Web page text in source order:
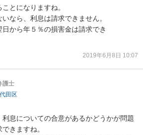
とになりますね。
なら、利息は請求できません。
から年５％の損害金は請求でき
2019年6月8日 10:07
護士
田区
息についての合意があるかどうかが問題
きますね。